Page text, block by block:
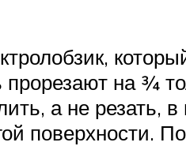
на ¾
а не резать,
поверхности.